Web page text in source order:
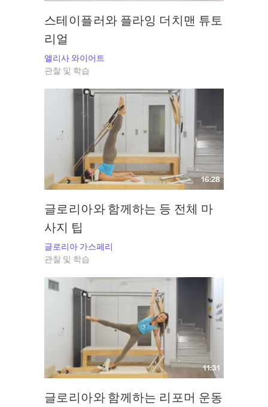
스테이플러와 플라잉 더치맨 튜토
리얼
앨리사 와이어트
관찰 및 학습
16:28
글로리아와 함께하는 등 전체 마
사지 팁
글로리아 가스페리
관찰 및 학습
11:31
글로리아와 함께하는 리포머 운동